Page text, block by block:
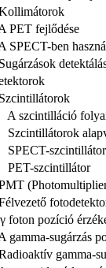
PET fejlődése
SPECT-ben
szcintilláció
SPECT-szcintillátor
PET-szcintillátor
pozíció
sugárzás
gamma-